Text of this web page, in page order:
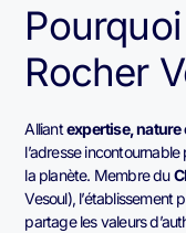
Rocher
Alliantexpertise, nature
l’adresse
la planète. Membre du
Vesoul), l’établissement
partage les valeurs